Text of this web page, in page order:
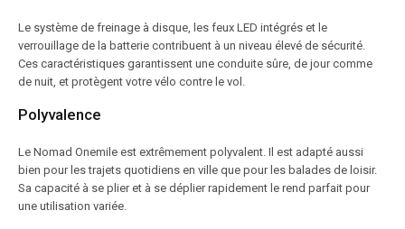
Le système de freinage à disque, les feux LED intégrés et le
verrouillage de la batterie contribuent à un niveau élevé de sécurité.
Ces caractéristiques garantissent une conduite sûre, de jour comme
de nuit, et protègent votre vélo contre le vol.
Polyvalence
Le Nomad Onemile est extrêmement polyvalent. Il est adapté aussi
bien pour les trajets quotidiens en ville que pour les balades de loisir.
Sa capacité à se plier et à se déplier rapidement le rend parfait pour
une utilisation variée.